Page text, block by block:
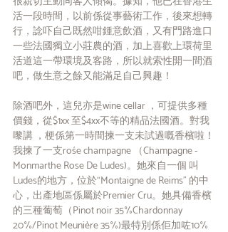
活⼀段時間，以前係從事藝術⼯作，後來想轉
⾏，諗吓⾃⼰既然咁鍾意飲酒，⼜有⾨路進⼝
⼀些法國獨立⼩莊農的酒，加上喜歡上環荷⾥
活道這⼀帶環境及客路，所以就索性開⼀間酒
吧，做⽣意之餘⼜能滿⾜⾃⼰興趣！
除酒吧外，這兒亦是wine cellar ，可提供多種
價錢，從$1xx ⾄$4xx不等的精品法國酒。對我
嚟講 ，梗係第⼀時間揀⼀⽀未試過嘅香檳啦！
我揀了⼀⽀rośe champagne （Champagne -
Monmarthe Rose De Ludes)。她來⾃⼀個 叫
Ludes的地⽅，位於“Montaigne de Reims” 的中
⼼，出產地區係屬於Premier Cru。她具備香檳
的三種葡萄（Pinot noir 35%Chardonnay
20%/Pinot Meunière 35%)最特別係佢加咗10%